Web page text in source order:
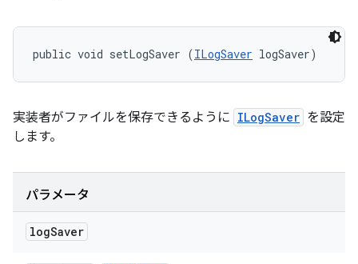
public void setLogSaver (ILogSaver logSaver)
実装者がファイルを保存できるように ILogSaver を設定
します。
パラメータ
logSaver